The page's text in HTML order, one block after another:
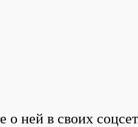
о ней в своих